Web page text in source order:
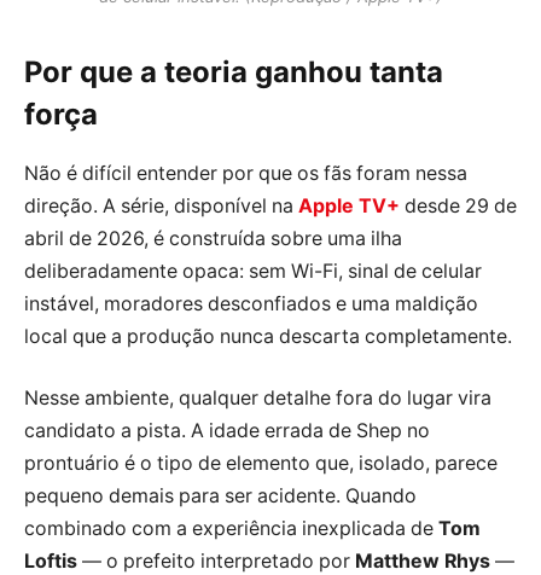
Por que a teoria ganhou tanta
força
Não é difícil entender por que os fãs foram nessa
direção. A série, disponível na Apple TV+ desde 29 de
abril de 2026, é construída sobre uma ilha
deliberadamente opaca: sem Wi-Fi, sinal de celular
instável, moradores desconfiados e uma maldição
local que a produção nunca descarta completamente.
Nesse ambiente, qualquer detalhe fora do lugar vira
candidato a pista. A idade errada de Shep no
prontuário é o tipo de elemento que, isolado, parece
pequeno demais para ser acidente. Quando
combinado com a experiência inexplicada de Tom
Loftis — o prefeito interpretado por Matthew Rhys —